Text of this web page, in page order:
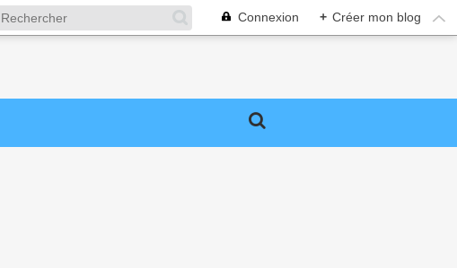
Connexion + Créer mon blog